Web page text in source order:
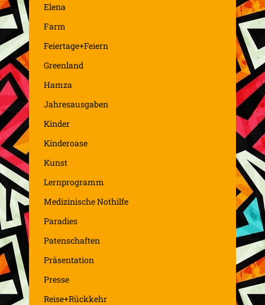
Elena
Farm
Feiertage+Feiern
Greenland
Hamza
Jahresausgaben
Kinder
Kinderoase
Kunst
Lernprogramm
Medizinische Nothilfe
Paradies
Patenschaften
Präsentation
Presse
Reise+Rückkehr